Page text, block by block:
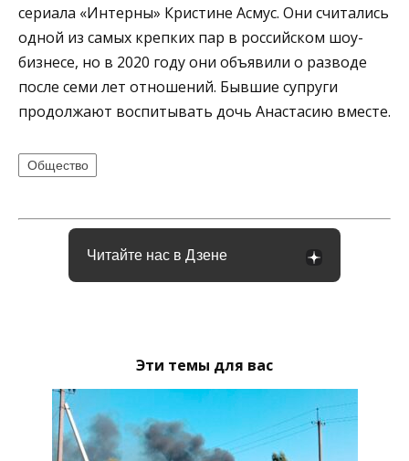
сериала «Интерны» Кристине Асмус. Они считались
одной из самых крепких пар в российском шоу-
бизнесе, но в 2020 году они объявили о разводе
после семи лет отношений. Бывшие супруги
продолжают воспитывать дочь Анастасию вместе.
Общество
Читайте нас в Дзене
Эти темы для вас